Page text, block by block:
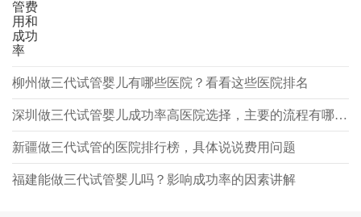
管费
用和
成功
率
柳州做三代试管婴儿有哪些医院？看看这些医院排名
深圳做三代试管婴儿成功率高医院选择，主要的流程有哪些？
新疆做三代试管的医院排行榜，具体说说费用问题
福建能做三代试管婴儿吗？影响成功率的因素讲解